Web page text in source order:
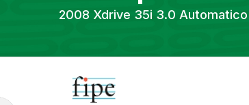
2008 Xdrive 35i 3.0 Automatico